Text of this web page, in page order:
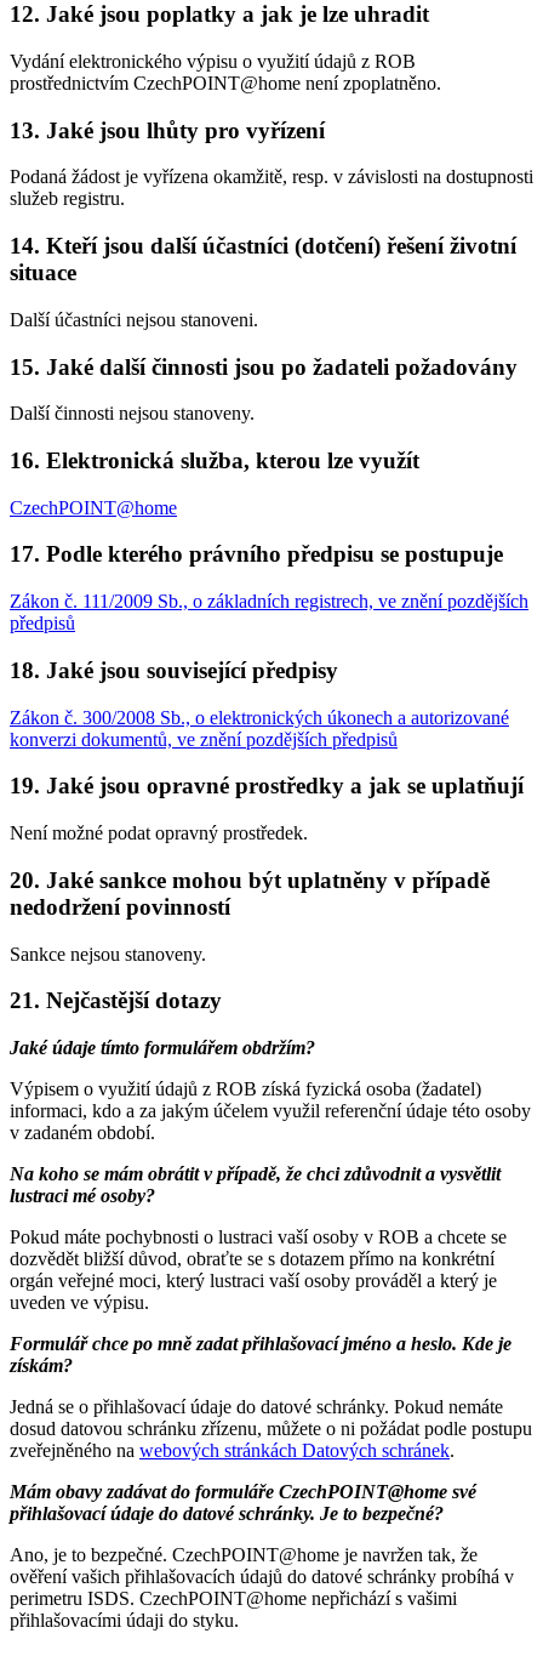
12. Jaké jsou poplatky a jak je lze uhradit
Vydání elektronického výpisu o využití údajů z ROB
prostřednictvím CzechPOINT@home není zpoplatněno.
13. Jaké jsou lhůty pro vyřízení
Podaná žádost je vyřízena okamžitě, resp. v závislosti na dostupnosti
služeb registru.
14. Kteří jsou další účastníci (dotčení) řešení životní
situace
Další účastníci nejsou stanoveni.
15. Jaké další činnosti jsou po žadateli požadovány
Další činnosti nejsou stanoveny.
16. Elektronická služba, kterou lze využít
CzechPOINT@home
17. Podle kterého právního předpisu se postupuje
Zákon č. 111/2009 Sb., o základních registrech, ve znění pozdějších
předpisů
18. Jaké jsou související předpisy
Zákon č. 300/2008 Sb., o elektronických úkonech a autorizované
konverzi dokumentů, ve znění pozdějších předpisů
19. Jaké jsou opravné prostředky a jak se uplatňují
Není možné podat opravný prostředek.
20. Jaké sankce mohou být uplatněny v případě
nedodržení povinností
Sankce nejsou stanoveny.
21. Nejčastější dotazy
Jaké údaje tímto formulářem obdržím?
Výpisem o využití údajů z ROB získá fyzická osoba (žadatel)
informaci, kdo a za jakým účelem využil referenční údaje této osoby
v zadaném období.
Na koho se mám obrátit v případě, že chci zdůvodnit a vysvětlit
lustraci mé osoby?
Pokud máte pochybnosti o lustraci vaší osoby v ROB a chcete se
dozvědět bližší důvod, obraťte se s dotazem přímo na konkrétní
orgán veřejné moci, který lustraci vaší osoby prováděl a který je
uveden ve výpisu.
Formulář chce po mně zadat přihlašovací jméno a heslo. Kde je
získám?
Jedná se o přihlašovací údaje do datové schránky. Pokud nemáte
dosud datovou schránku zřízenu, můžete o ni požádat podle postupu
zveřejněného na webových stránkách Datových schránek.
Mám obavy zadávat do formuláře CzechPOINT@home své
přihlašovací údaje do datové schránky. Je to bezpečné?
Ano, je to bezpečné. CzechPOINT@home je navržen tak, že
ověření vašich přihlašovacích údajů do datové schránky probíhá v
perimetru ISDS. CzechPOINT@home nepřichází s vašimi
přihlašovacími údaji do styku.